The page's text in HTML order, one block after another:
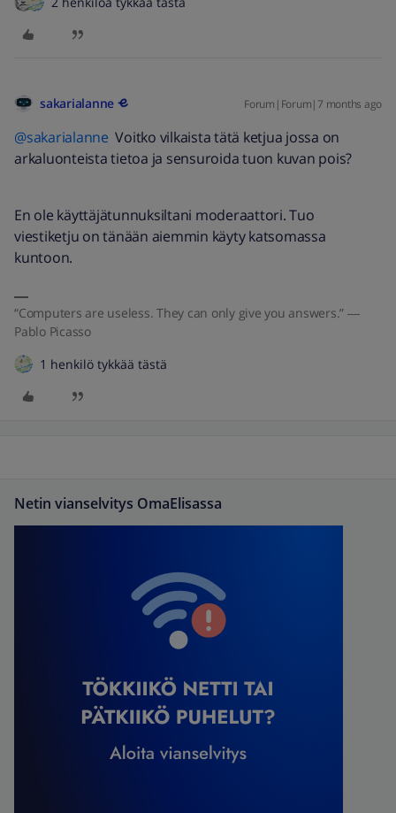
sakarialanne Forum|Forum|7 months ago
@sakarialanne Voitko vilkaista tätä ketjua jossa on
arkaluonteista tietoa ja sensuroida tuon kuvan pois?
En ole käyttäjätunnuksiltani moderaattori. Tuo
viestiketju on tänään aiemmin käyty katsomassa
kuntoon.
“Computers are useless. They can only give you answers.” ―
Pablo Picasso
1 henkilö tykkää tästä
Netin vianselvitys OmaElisassa